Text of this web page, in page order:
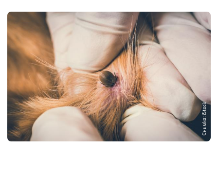
Снимка: iStock